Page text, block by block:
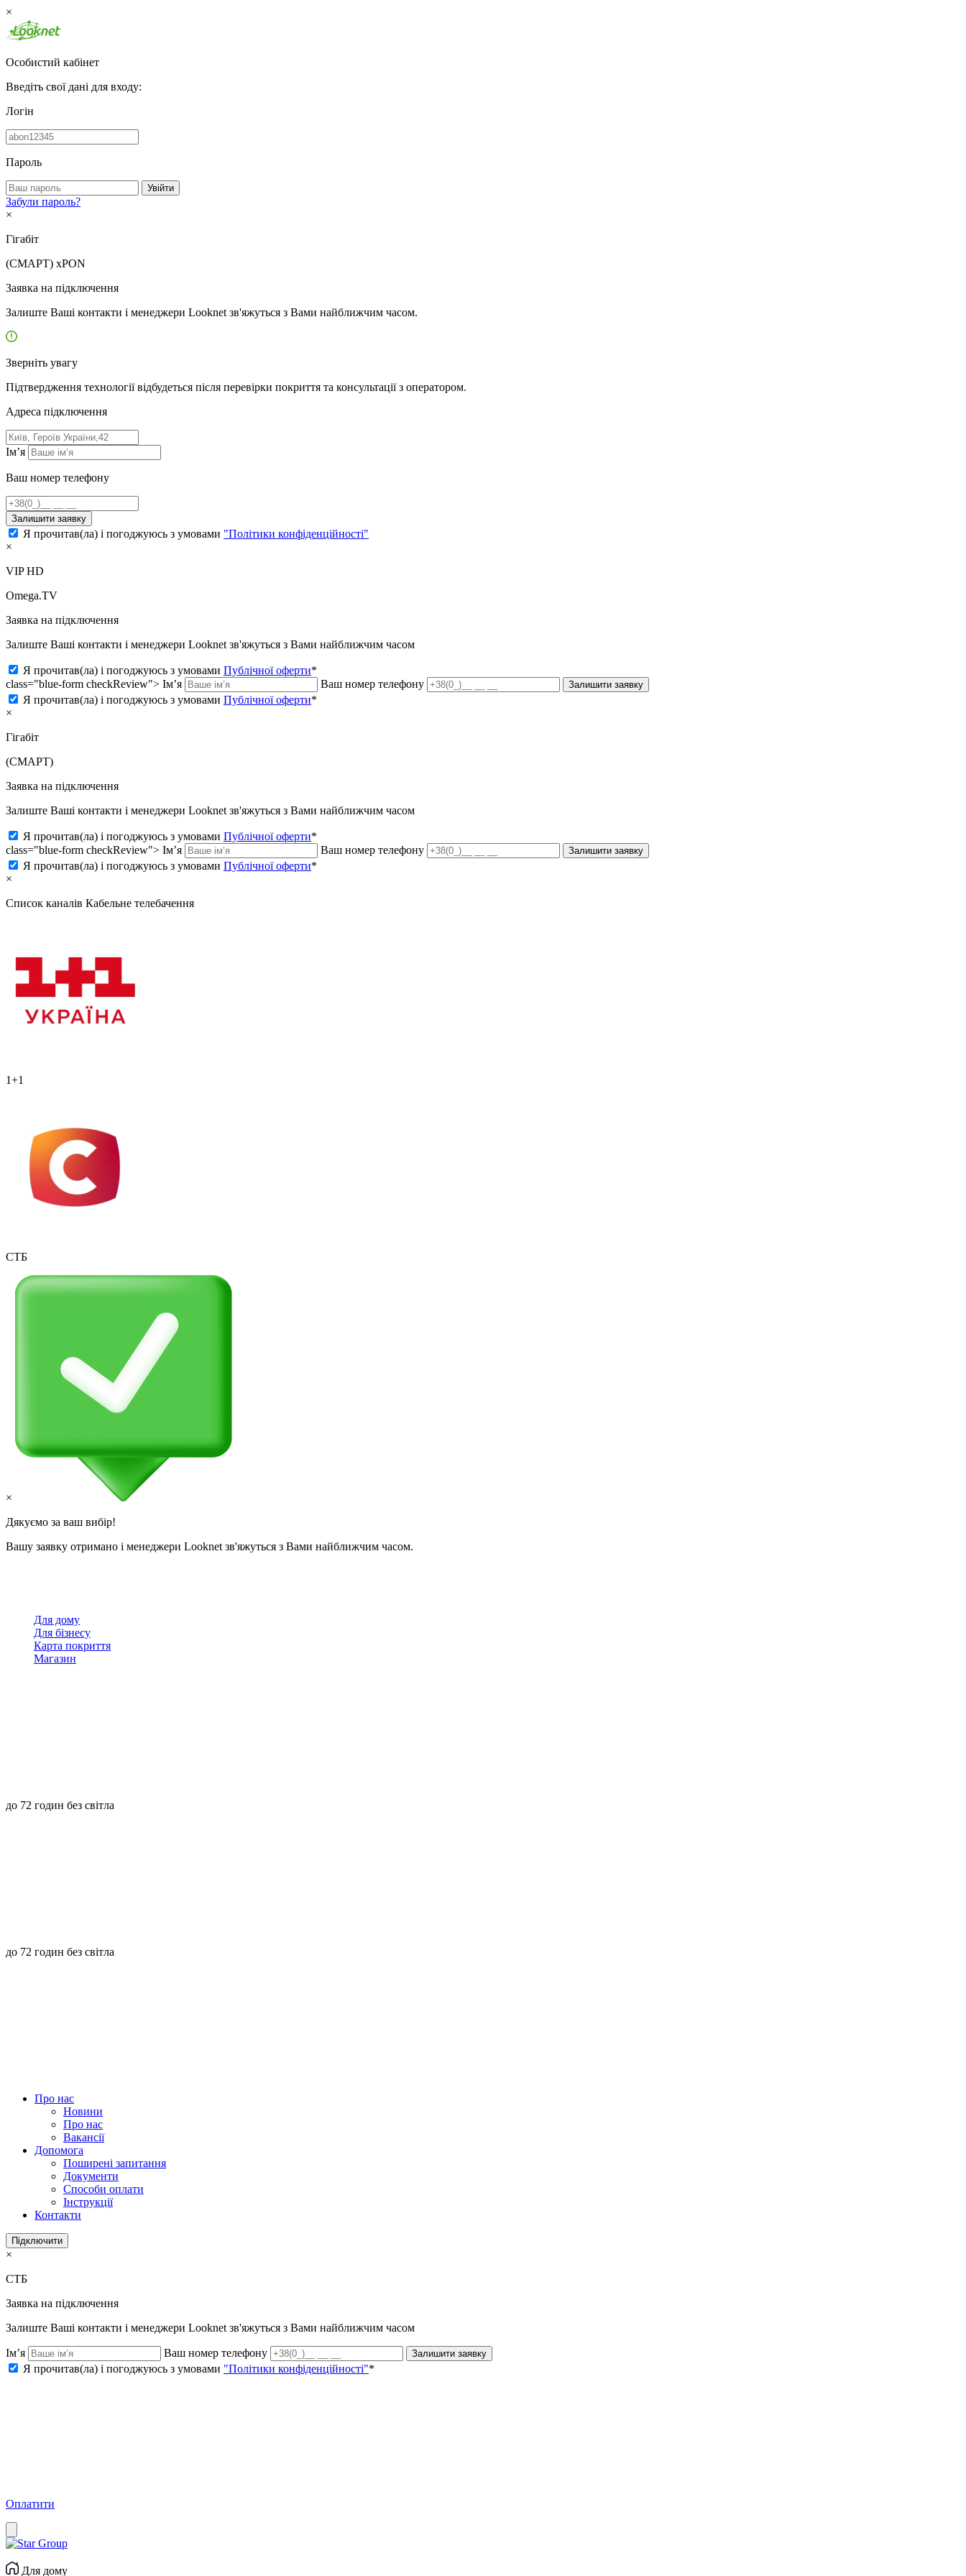
×
Особистий кабінет
Введіть свої дані для входу:
Логін
Пароль
Увійти
Забули пароль?
×
Гігабіт
(СМАРТ) xPON
Заявка на підключення
Залиште Ваші контакти і менеджери Looknet зв'яжуться з Вами найближчим часом.
Зверніть увагу
Підтвердження технології відбудеться після перевірки покриття та консультації з оператором.
Адресa підключення
Ім’я
Ваш номер телефону
Залишити заявку
Я прочитав(ла) і погоджуюсь з умовами "Політики конфіденційності"
×
VIP HD
Omega.TV
Заявка на підключення
Залиште Ваші контакти і менеджери Looknet зв'яжуться з Вами найближчим часом
Я прочитав(ла) і погоджуюсь з умовами Публічної оферти*
class="blue-form checkReview"> Ім’я Ваш номер телефону Залишити заявку
Я прочитав(ла) і погоджуюсь з умовами Публічної оферти*
×
Гігабіт
(СМАРТ)
Заявка на підключення
Залиште Ваші контакти і менеджери Looknet зв'яжуться з Вами найближчим часом
Я прочитав(ла) і погоджуюсь з умовами Публічної оферти*
class="blue-form checkReview"> Ім’я Ваш номер телефону Залишити заявку
Я прочитав(ла) і погоджуюсь з умовами Публічної оферти*
×
Список каналів Кабельне телебачення
1+1
СТБ
×
Дякуємо за ваш вибір!
Вашу заявку отримано і менеджери Looknet зв'яжуться з Вами найближчим часом.
Для дому
Для бізнесу
Карта покриття
Магазин
до 72 годин без світла
до 72 годин без світла
Про нас
Новини
Про нас
Вакансії
Допомога
Поширені запитання
Документи
Способи оплати
Інструкції
Контакти
Підключити
×
СТБ
Заявка на підключення
Залиште Ваші контакти і менеджери Looknet зв'яжуться з Вами найближчим часом
Ім’я Ваш номер телефону Залишити заявку
Я прочитав(ла) і погоджуюсь з умовами "Політики конфіденційності"*
Оплатити
Для дому